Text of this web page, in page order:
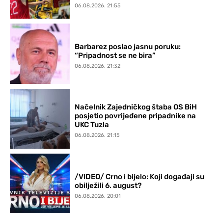
06.08.2026. 21:55
Barbarez poslao jasnu poruku:
“Pripadnost se ne bira”
06.08.2026. 21:32
Načelnik Zajedničkog štaba OS BiH
posjetio povrijeđene pripadnike na
UKC Tuzla
06.08.2026. 21:15
/VIDEO/ Crno i bijelo: Koji događaji su
obilježili 6. august?
06.08.2026. 20:01